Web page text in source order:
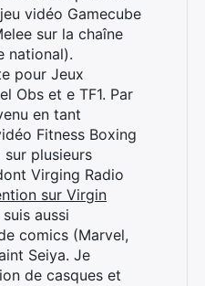
vidéo Gamecube
sur la chaîne
national).
pour Jeux
Obs et e TF1. Par
en tant
Fitness Boxing
plusieurs
Virging Radio
sur Virgin
aussi
comics (Marvel,
Seiya. Je
de casques et